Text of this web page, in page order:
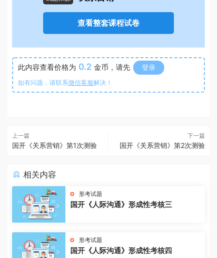
查看整套课程试卷
此内容查看价格为 0.2 金币，请先 登录
如有问题，请联系微信客服解决！
上一篇
国开《关系营销》第1次测验
下一篇
国开《关系营销》第2次测验
相关内容
形考试题
国开《人际沟通》形成性考核三
形考试题
国开《人际沟通》形成性考核四